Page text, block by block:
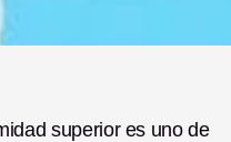
superior es uno de